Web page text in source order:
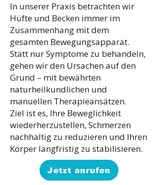
In unserer Praxis betrachten wir
Hüfte und Becken immer im
Zusammenhang mit dem
gesamten Bewegungsapparat.
Statt nur Symptome zu behandeln,
gehen wir den Ursachen auf den
Grund – mit bewährten
naturheilkundlichen und
manuellen Therapieansätzen.
Ziel ist es, Ihre Beweglichkeit
wiederherzustellen, Schmerzen
nachhaltig zu reduzieren und Ihren
Körper langfristig zu stabilisieren.
Jetzt anrufen